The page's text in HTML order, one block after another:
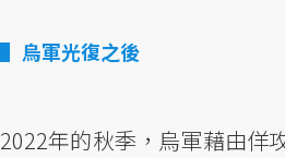
烏軍光復之後
2022年的秋季，烏軍藉由佯